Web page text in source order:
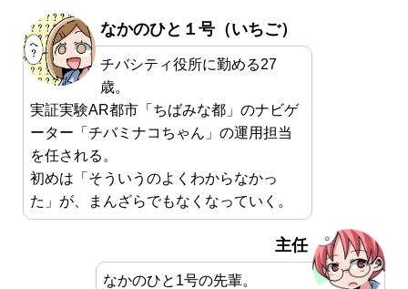
なかのひと１号（いちご）
チバシティ役所に勤める27
歳。
実証実験AR都市「ちばみな都」のナビゲ
ーター「チバミナコちゃん」の運用担当
を任される。
初めは「そういうのよくわからなかっ
た」が、まんざらでもなくなっていく。
主任
なかのひと1号の先輩。